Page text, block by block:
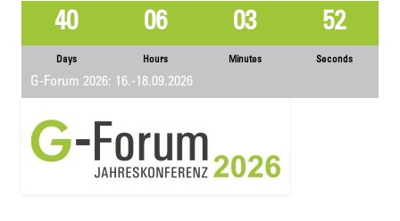
40
Days
06
Hours
03
Minutes
52
Seconds
G-Forum 2026: 16.-18.09.2026